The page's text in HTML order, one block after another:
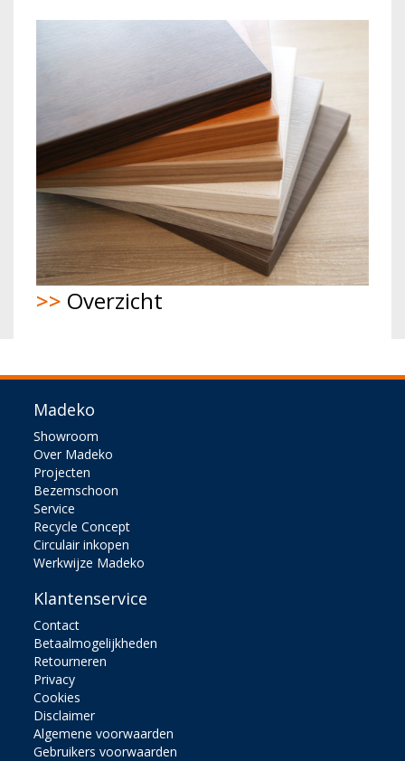
>> Overzicht
Madeko
Showroom
Over Madeko
Projecten
Bezemschoon
Service
Recycle Concept
Circulair inkopen
Werkwijze Madeko
Klantenservice
Contact
Betaalmogelijkheden
Retourneren
Privacy
Cookies
Disclaimer
Algemene voorwaarden
Gebruikers voorwaarden